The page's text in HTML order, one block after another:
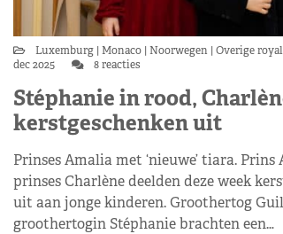
Luxemburg Monaco Noorwegen Overige
dec 2025
8 reacties
Stéphanie in rood,
kerstgeschenken uit
Prinses Amalia met ‘nieuwe’ tiara. Prins
prinses Charlène deelden deze week
uit aan jonge kinderen. Groothertog
groothertogin Stéphanie brachten een…